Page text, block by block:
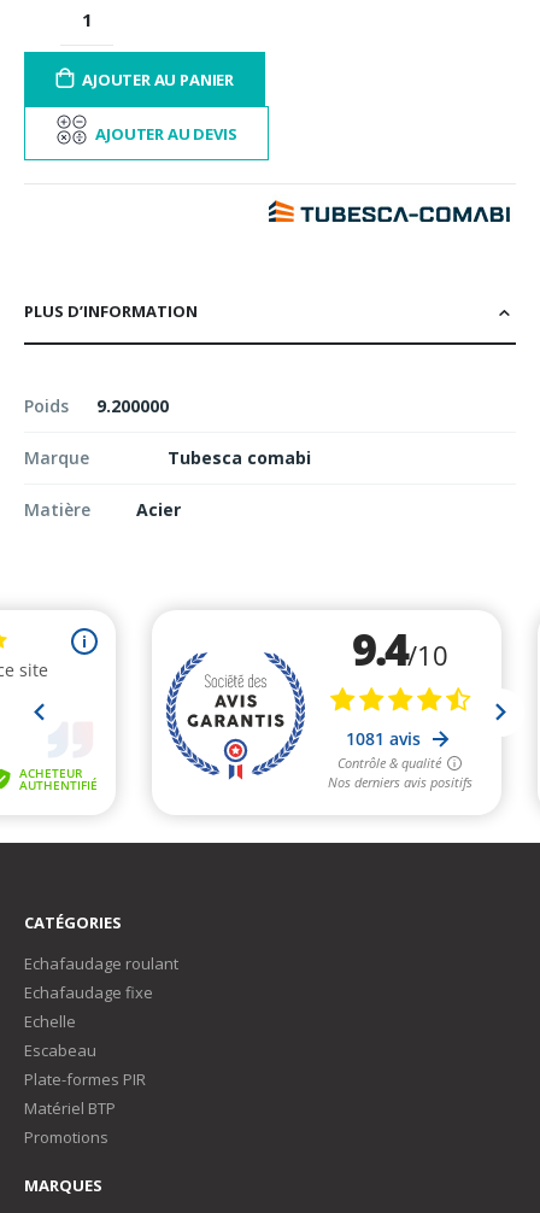
AJOUTER AU PANIER
AJOUTER AU DEVIS
PLUS D’INFORMATION
Poids 9.200000
Marque Tubesca comabi
Matière Acier
CATÉGORIES
Echafaudage roulant
Echafaudage fixe
Echelle
Escabeau
Plate-formes PIR
Matériel BTP
Promotions
MARQUES